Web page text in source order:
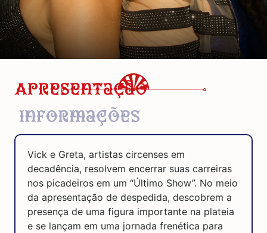
Apresentação
Informações
Vick e Greta, artistas circenses em
decadência, resolvem encerrar suas carreiras
nos picadeiros em um “Último Show”. No meio
da apresentação de despedida, descobrem a
presença de uma figura importante na plateia
e se lançam em uma jornada frenética para